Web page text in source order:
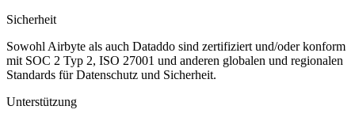
Sicherheit
Sowohl Airbyte als auch Dataddo sind zertifiziert und/oder konform
mit SOC 2 Typ 2, ISO 27001 und anderen globalen und regionalen
Standards für Datenschutz und Sicherheit.
Unterstützung